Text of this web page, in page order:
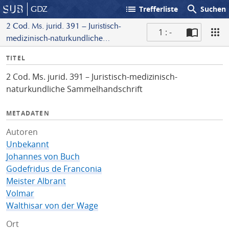
GDZ list Trefferliste search Suchen
2 Cod. Ms. jurid. 391 – Juristisch-
medizinisch-naturkundliche
1 : -
I
f
o
TITEL
2 Cod. Ms. jurid. 391 – Juristisch-medizinisch-
naturkundliche Sammelhandschrift
METADATEN
Autoren
Unbekannt
Johannes von Buch
Godefridus de Franconia
Meister Albrant
Volmar
Walthisar von der Wage
Ort